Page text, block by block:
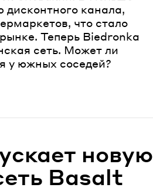
канала,
что стало
Теперь Biedronka
сеть. Может ли
у южных соседей?
новую
Basalt